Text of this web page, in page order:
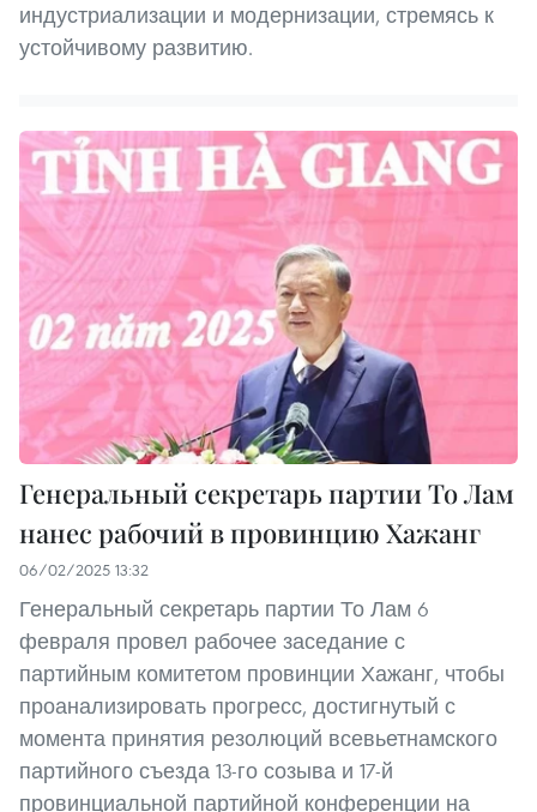
индустриализации и модернизации, стремясь к
устойчивому развитию.
Генеральный секретарь партии То Лам
нанес рабочий в провинцию Хажанг
06/02/2025 13:32
Генеральный секретарь партии То Лам 6
февраля провел рабочее заседание с
партийным комитетом провинции Хажанг, чтобы
проанализировать прогресс, достигнутый с
момента принятия резолюций всевьетнамского
партийного съезда 13-го созыва и 17-й
провинциальной партийной конференции на